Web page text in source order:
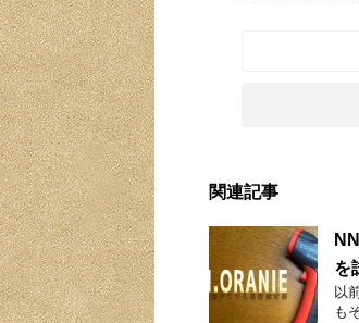
関連記事
を
以
も